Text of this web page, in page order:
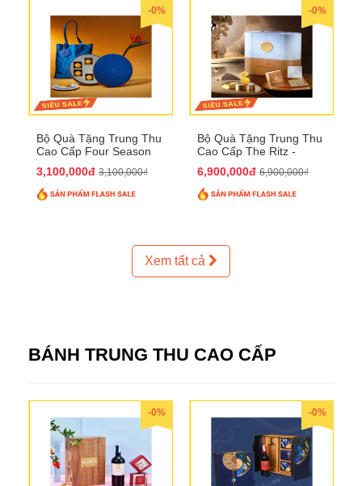
-0%
Bộ Quà Tặng Trung Thu
Cao Cấp Four Season
3,100,000đ 3,100,000₫
-0%
Bộ Quà Tặng Trung Thu
Cao Cấp The Ritz -
6,900,000đ 6,900,000₫
Xem tất cả
BÁNH TRUNG THU CAO CẤP
-0% -0%